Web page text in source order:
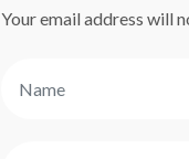
Your email address will